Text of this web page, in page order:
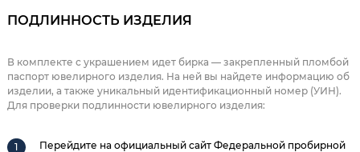
ПОДЛИННОСТЬ ИЗДЕЛИЯ
В комплекте с украшением идет бирка — закрепленный пломбой
паспорт ювелирного изделия. На ней вы найдете информацию об
изделии, а также уникальный идентификационный номер (УИН).
Для проверки подлинности ювелирного изделия:
Перейдите на официальный сайт Федеральной пробирной